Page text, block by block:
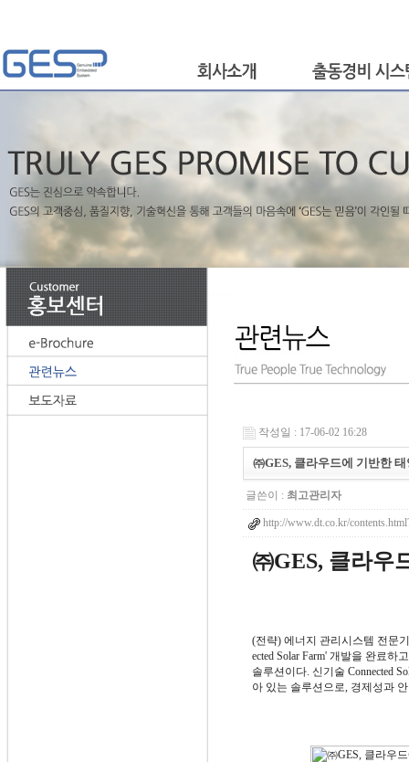
작성일 : 17-06-02 16:28
㈜GES, 클라우드에 기반한
글쓴이 : 최고관리자
http://www.dt.co.kr/
㈜GES, 클라우
(전략) 에너지 관리시스템 전문
ected Solar Farm' 개발을 완료하
솔루션이다. 신기술 Connected
아 있는 솔루션으로, 경제성과